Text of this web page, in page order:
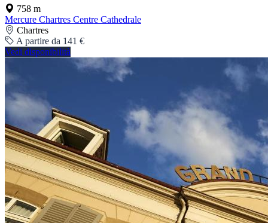
758 m
Mercure Chartres Centre Cathedrale
Chartres
A partire da 141 €
Vedi disponibilità